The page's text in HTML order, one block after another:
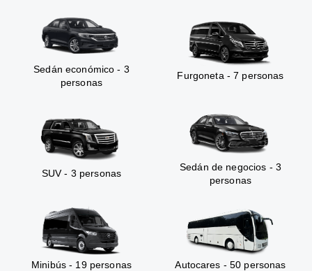
Sedán económico - 3
personas
Furgoneta - 7 personas
SUV - 3 personas
Sedán de negocios - 3
personas
Minibús - 19 personas Autocares - 50 personas